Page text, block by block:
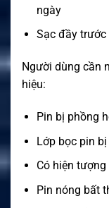
ngày
Sạc đầy
Người dùng cần
hiệu:
Pin bị phồng
Lớp bọc pin bị
Có hiện tượng
Pin nóng bất